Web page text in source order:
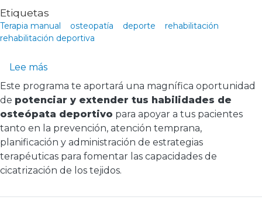
Etiquetas
Terapia manual osteopatía deporte
rehabilitación
rehabilitación deportiva
Lee mássobre Terapia manual integrativa deportiva
Este programa te aportará una magnífica oportunidad
de potenciar y extender tus habilidades de
osteópata deportivo para apoyar a tus pacientes
tanto en la prevención, atención temprana,
planificación y administración de estrategias
terapéuticas para fomentar las capacidades de
cicatrización de los tejidos.